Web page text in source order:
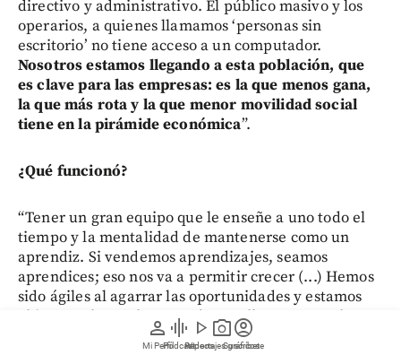
person
Mi Perfil
graphic_eq
Pódcast
play_arrow
Videos
photo_camera
Reportajes gráficos
account_circle
Suscríbete
directivo y administrativo. El público masivo y los
operarios, a quienes llamamos ‘personas sin
escritorio’ no tiene acceso a un computador.
Nosotros estamos llegando a esta población, que
es clave para las empresas: es la que menos gana,
la que más rota y la que menor movilidad social
tiene en la pirámide económica”.
¿Qué funcionó?
“Tener un gran equipo que le enseñe a uno todo el
tiempo y la mentalidad de mantenerse como un
aprendiz. Si vendemos aprendizajes, seamos
aprendices; eso nos va a permitir crecer (...) Hemos
sido ágiles al agarrar las oportunidades y estamos
abiertos a lo que hay que desarrollar para que los
clientes sigan con nosotros”.